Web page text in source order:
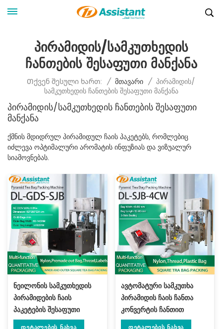
Პირამიდის/სამკუთხედის
Ჩანთების Შესაფუთი Მანქანა
Თქვენ Შესული Ხართ: / Მთავარი / Პირამიდის/
Სამკუთხედის Ჩანთების Შესაფუთი Მანქანა
Პირამიდის/სამკუთხედის Ჩანთების Შესაფუთი
Მანქანა
ქმნის მდიდრულ პირამიდულ ჩაის პაკეტებს, რომლებიც
იძლევა ოპტიმალური არომატის ინფუზიას და ვიზუალურ
სიამოვნებას.
ნეილონის სამკუთხედის
პირამიდების ჩაის
პაკეტების შესაფუთი
მანქანა გარე ჩანთით DL-
ავტომატური სამკუთხა
პირამიდის ჩაის ჩანთა
კონვერტის ჩანთით
შესაფუთი მანქანით DL-